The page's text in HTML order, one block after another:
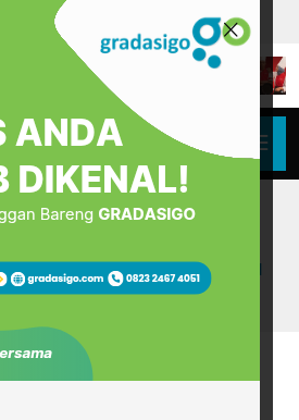
RAIH PENGHARGAAN